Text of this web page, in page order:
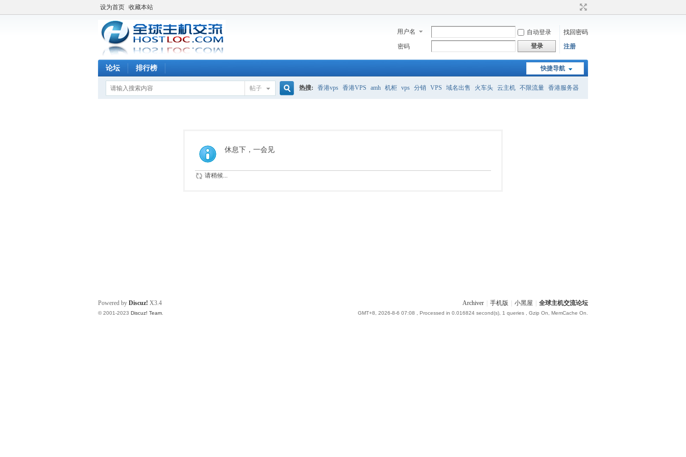
设为首页 收藏本站
用户名 自动登录
找回密码
密码
登录 注册
快捷导航
论坛 排行榜
帖子 热搜: 香港vps 香港VPS amh 机柜 vps 分销 VPS 域名出售 火车头 云主机 不限流量 香港服务器
休息下，一会见
请稍候...
Archiver 手机版 小黑屋 全球主机交流论坛
GMT+8, 2026-8-6 07:08 , Processed in 0.016824 second(s), 1 queries , Gzip On, MemCache On.
Powered by Discuz! X3.4
© 2001-2023 Discuz! Team